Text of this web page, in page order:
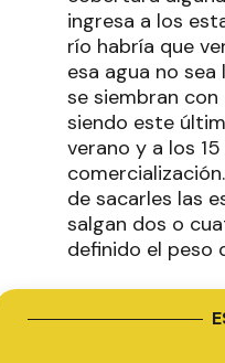
ingresa a los
río habría que
esa agua no
se siembran con
siendo este
verano y a los
de sacarles las
salgan dos o
definido el peso